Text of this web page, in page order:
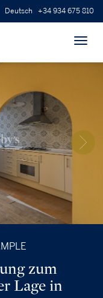
Deutsch +34 934 675 810
zum
Lage in